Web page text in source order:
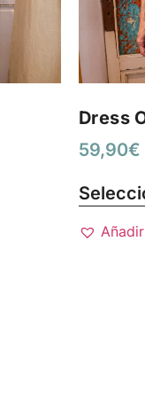
Dress
59,90€